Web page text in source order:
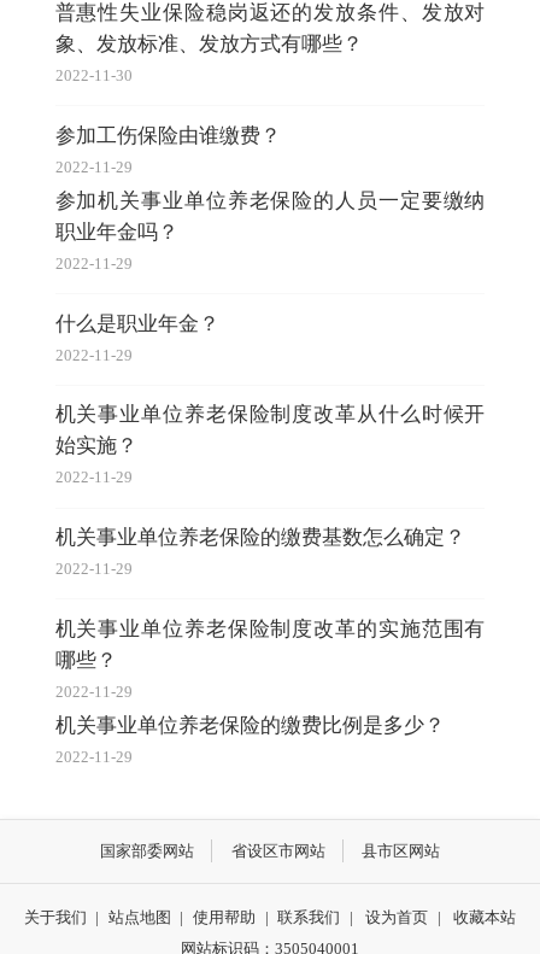
普惠性失业保险稳岗返还的发放条件、发放对
象、发放标准、发放方式有哪些？
2022-11-30
参加工伤保险由谁缴费？
2022-11-29
参加机关事业单位养老保险的人员一定要缴纳
职业年金吗？
2022-11-29
什么是职业年金？
2022-11-29
机关事业单位养老保险制度改革从什么时候开
始实施？
2022-11-29
机关事业单位养老保险的缴费基数怎么确定？
2022-11-29
机关事业单位养老保险制度改革的实施范围有
哪些？
2022-11-29
机关事业单位养老保险的缴费比例是多少？
2022-11-29
国家部委网站 省设区市网站 县市区网站
关于我们 | 站点地图 | 使用帮助 | 联系我们 | 设为首页 |
收藏本站
网站标识码：3505040001